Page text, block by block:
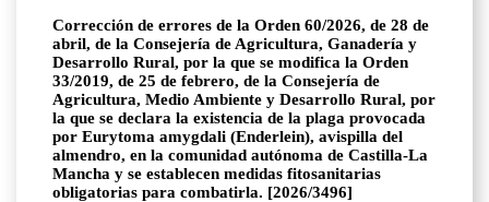
Corrección de errores de la Orden 60/2026, de 28 de
abril, de la Consejería de Agricultura, Ganadería y
Desarrollo Rural, por la que se modifica la Orden
33/2019, de 25 de febrero, de la Consejería de
Agricultura, Medio Ambiente y Desarrollo Rural, por
la que se declara la existencia de la plaga provocada
por Eurytoma amygdali (Enderlein), avispilla del
almendro, en la comunidad autónoma de Castilla-La
Mancha y se establecen medidas fitosanitarias
obligatorias para combatirla. [2026/3496]